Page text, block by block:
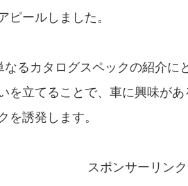
ピールしました。
なるカタログスペックの紹介に
を立てることで、車に興味が
を誘発します。
スポンサーリンク